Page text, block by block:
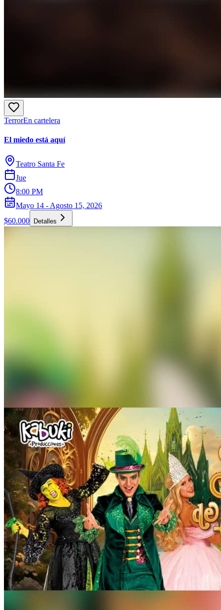
TerrorEn cartelera
El miedo está aquí
Teatro Santa Fe
Jue
8:00 PM
Mayo 14 - Agosto 15, 2026
$60.000
Detalles